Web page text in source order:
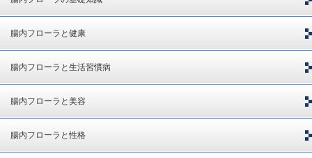
腸内フローラと健康
腸内フローラと生活習慣病
腸内フローラと美容
腸内フローラと性格